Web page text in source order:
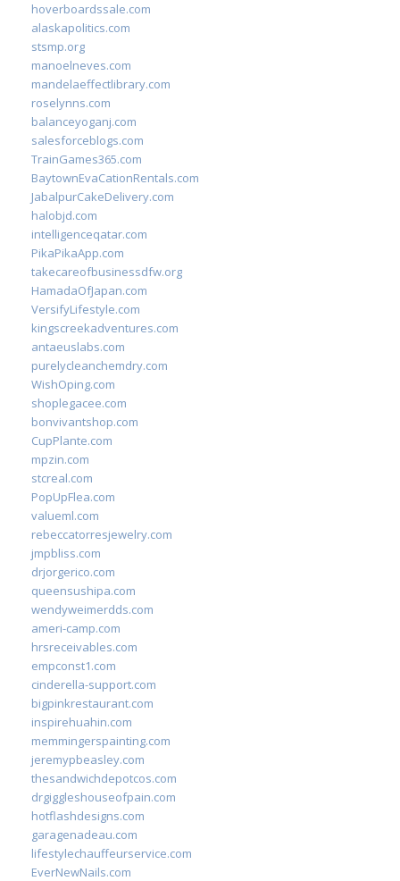
hoverboardssale.com
alaskapolitics.com
stsmp.org
manoelneves.com
mandelaeffectlibrary.com
roselynns.com
balanceyoganj.com
salesforceblogs.com
TrainGames365.com
BaytownEvaCationRentals.com
JabalpurCakeDelivery.com
halobjd.com
intelligenceqatar.com
PikaPikaApp.com
takecareofbusinessdfw.org
HamadaOfJapan.com
VersifyLifestyle.com
kingscreekadventures.com
antaeuslabs.com
purelycleanchemdry.com
WishOping.com
shoplegacee.com
bonvivantshop.com
CupPlante.com
mpzin.com
stcreal.com
PopUpFlea.com
valueml.com
rebeccatorresjewelry.com
jmpbliss.com
drjorgerico.com
queensushipa.com
wendyweimerdds.com
ameri-camp.com
hrsreceivables.com
empconst1.com
cinderella-support.com
bigpinkrestaurant.com
inspirehuahin.com
memmingerspainting.com
jeremypbeasley.com
thesandwichdepotcos.com
drgiggleshouseofpain.com
hotflashdesigns.com
garagenadeau.com
lifestylechauffeurservice.com
EverNewNails.com